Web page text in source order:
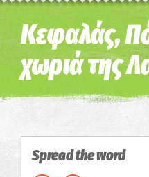
Η εικόνα
Κεφαλάς,
χωριά της
Spread the word